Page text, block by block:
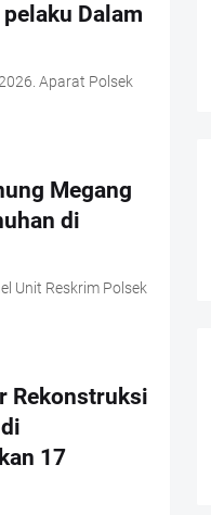
Dalam
Aparat Polsek
Megang
di
Unit Reskrim Polsek
Rekonstruksi
17